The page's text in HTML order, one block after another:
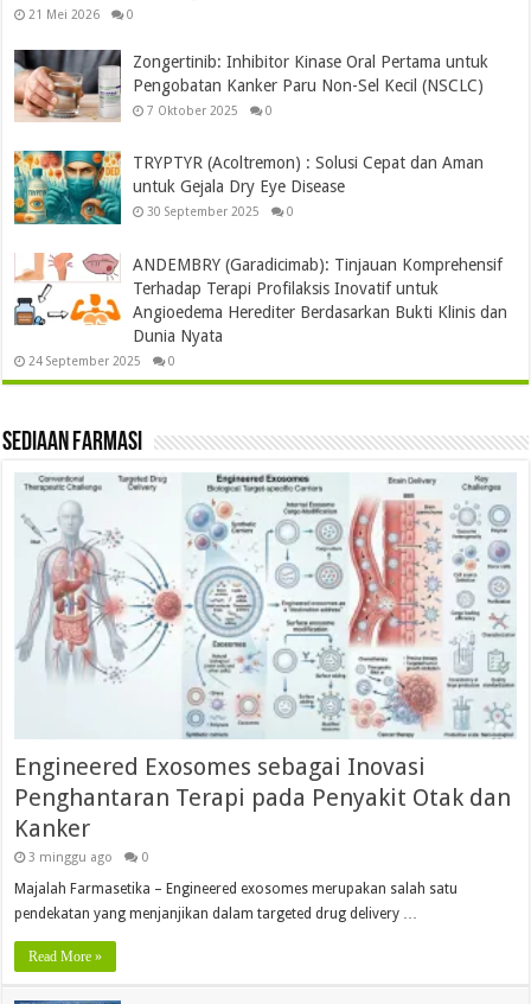
21 Mei 2026 0
Zongertinib: Inhibitor Kinase Oral Pertama untuk
Pengobatan Kanker Paru Non-Sel Kecil (NSCLC)
7 Oktober 2025 0
TRYPTYR (Acoltremon) : Solusi Cepat dan Aman
untuk Gejala Dry Eye Disease
30 September 2025 0
ANDEMBRY (Garadicimab): Tinjauan Komprehensif
Terhadap Terapi Profilaksis Inovatif untuk
Angioedema Herediter Berdasarkan Bukti Klinis dan
Dunia Nyata
24 September 2025 0
Sediaan Farmasi
Engineered Exosomes sebagai Inovasi
Penghantaran Terapi pada Penyakit Otak dan
Kanker
3 minggu ago 0
Majalah Farmasetika – Engineered exosomes merupakan salah satu
pendekatan yang menjanjikan dalam targeted drug delivery …
Read More »